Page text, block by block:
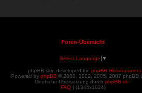
Foren-Übersicht
Select Language ▼
phpBB skin developed by: phpBB Headquarters
Powered by phpBB © 2000, 2002, 2005, 2007 phpBB
Deutsche Übersetzung durch phpBB.de
FAQ | (1344x1024)